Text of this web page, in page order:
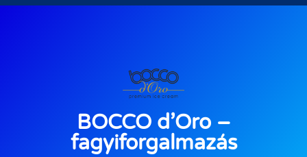
BOCCO d’Oro –
fagyiforgalmazás